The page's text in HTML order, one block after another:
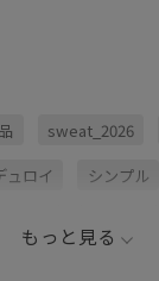
sweat_2026
ュロイ シンプル
もっと見る